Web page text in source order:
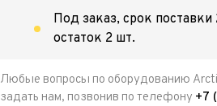
Под заказ, срок
остаток 2 шт.
Любые вопросы по оборудованию
задать нам, позвонив по телефону +7